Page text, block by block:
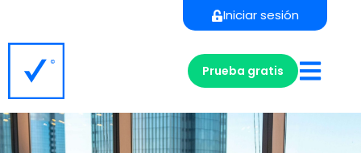
Iniciar sesión
Prueba gratis